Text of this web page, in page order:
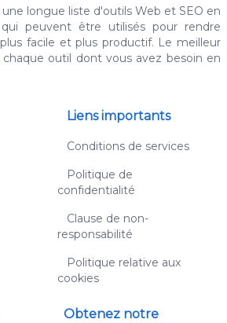
longue liste d'outils Web et SEO en
peuvent être utilisés pour rendre
facile et plus productif. Le meilleur
outil dont vous avez besoin en
Liens importants
Conditions de services
Politique de
confidentialité
Clause de non-
responsabilité
Politique relative aux
cookies
Obtenez notre